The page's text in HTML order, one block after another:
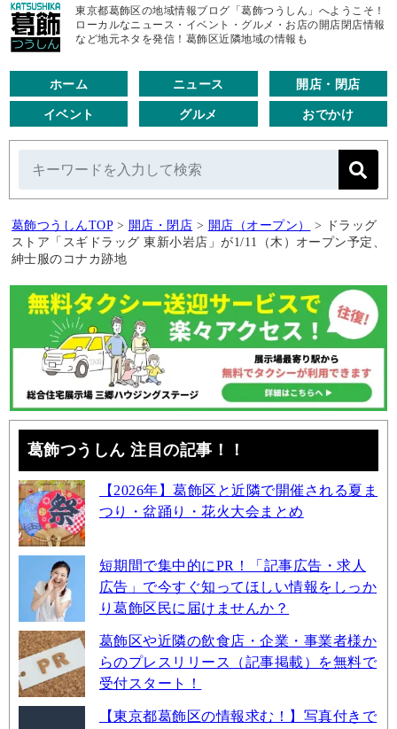
東京都葛飾区の地域情報ブログ「葛飾つうしん」へようこそ！
ローカルなニュース・イベント・グルメ・お店の開店閉店情報
など地元ネタを発信！葛飾区近隣地域の情報も
ホーム ニュース 開店・閉店
イベント グルメ おでかけ
葛飾つうしんTOP > 開店・閉店 > 開店（オープン） > ドラッグ
ストア「スギドラッグ 東新小岩店」が1/11（木）オープン予定、
紳士服のコナカ跡地
葛飾つうしん 注目の記事！！
【2026年】葛飾区と近隣で開催される夏ま
つり・盆踊り・花火大会まとめ
短期間で集中的にPR！「記事広告・求人
広告」で今すぐ知ってほしい情報をしっか
り葛飾区民に届けませんか？
葛飾区や近隣の飲食店・企業・事業者様か
らのプレスリリース（記事掲載）を無料で
受付スタート！
【東京都葛飾区の情報求む！】写真付きで